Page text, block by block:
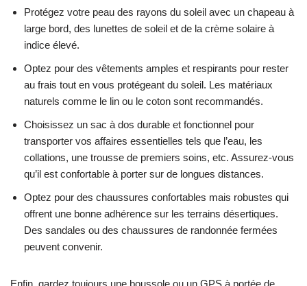
Protégez votre peau des rayons du soleil avec un chapeau à
large bord, des lunettes de soleil et de la crème solaire à
indice élevé.
Optez pour des vêtements amples et respirants pour rester
au frais tout en vous protégeant du soleil. Les matériaux
naturels comme le lin ou le coton sont recommandés.
Choisissez un sac à dos durable et fonctionnel pour
transporter vos affaires essentielles tels que l’eau, les
collations, une trousse de premiers soins, etc. Assurez-vous
qu’il est confortable à porter sur de longues distances.
Optez pour des chaussures confortables mais robustes qui
offrent une bonne adhérence sur les terrains désertiques.
Des sandales ou des chaussures de randonnée fermées
peuvent convenir.
Enfin, gardez toujours une boussole ou un GPS à portée de